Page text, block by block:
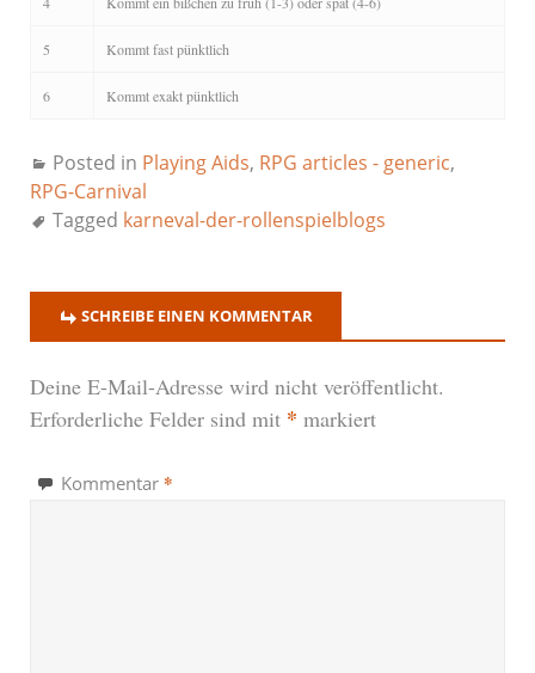
5 Kommt fast pünktlich
6 Kommt exakt pünktlich
Posted in Playing Aids, RPG articles - generic,
RPG-Carnival
Tagged karneval-der-rollenspielblogs
SCHREIBE EINEN KOMMENTAR
Deine E-Mail-Adresse wird nicht veröffentlicht.
Erforderliche Felder sind mit * markiert
Kommentar *